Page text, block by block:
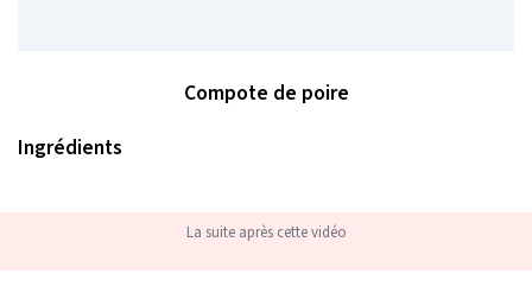
Compote de poire
Ingrédients
La suite après cette vidéo